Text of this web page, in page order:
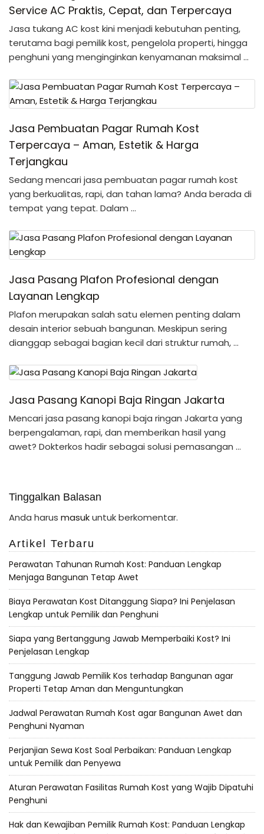
Service AC Praktis, Cepat, dan Terpercaya
Jasa tukang AC kost kini menjadi kebutuhan penting,
terutama bagi pemilik kost, pengelola properti, hingga
penghuni yang menginginkan kenyamanan maksimal …
Jasa Pembuatan Pagar Rumah Kost
Terpercaya – Aman, Estetik & Harga
Terjangkau
Sedang mencari jasa pembuatan pagar rumah kost
yang berkualitas, rapi, dan tahan lama? Anda berada di
tempat yang tepat. Dalam …
Jasa Pasang Plafon Profesional dengan
Layanan Lengkap
Plafon merupakan salah satu elemen penting dalam
desain interior sebuah bangunan. Meskipun sering
dianggap sebagai bagian kecil dari struktur rumah, …
Jasa Pasang Kanopi Baja Ringan Jakarta
Mencari jasa pasang kanopi baja ringan Jakarta yang
berpengalaman, rapi, dan memberikan hasil yang
awet? Dokterkos hadir sebagai solusi pemasangan …
Tinggalkan Balasan
Anda harus masukuntuk berkomentar.
Artikel Terbaru
Perawatan Tahunan Rumah Kost: Panduan Lengkap
Menjaga Bangunan Tetap Awet
Biaya Perawatan Kost Ditanggung Siapa? Ini Penjelasan
Lengkap untuk Pemilik dan Penghuni
Siapa yang Bertanggung Jawab Memperbaiki Kost? Ini
Penjelasan Lengkap
Tanggung Jawab Pemilik Kos terhadap Bangunan agar
Properti Tetap Aman dan Menguntungkan
Jadwal Perawatan Rumah Kost agar Bangunan Awet dan
Penghuni Nyaman
Perjanjian Sewa Kost Soal Perbaikan: Panduan Lengkap
untuk Pemilik dan Penyewa
Aturan Perawatan Fasilitas Rumah Kost yang Wajib Dipatuhi
Penghuni
Hak dan Kewajiban Pemilik Rumah Kost: Panduan Lengkap